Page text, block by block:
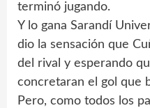
terminó jugando.
Y lo gana Sarandí
dio la sensación que
del rival y esperando
concretaran el gol que
Pero, como todos los